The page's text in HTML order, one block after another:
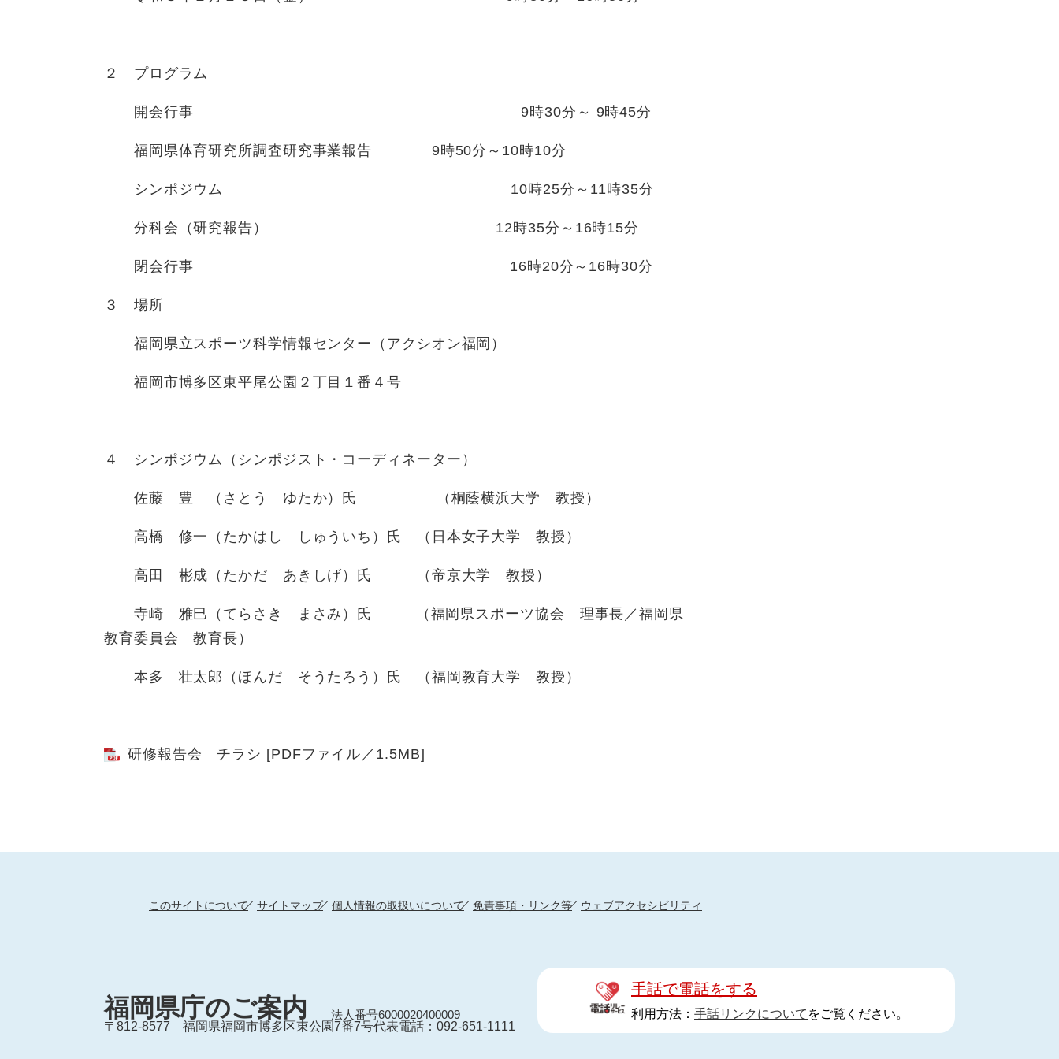
２ プログラム
開会行事 9時30分～ 9時45分
福岡県体育研究所調査研究事業報告 9時50分～10時10分
シンポジウム 10時25分～11時35分
分科会（研究報告） 12時35分～16時15分
閉会行事 16時20分～16時30分
３ 場所
福岡県立スポーツ科学情報センター（アクシオン福岡）
福岡市博多区東平尾公園２丁目１番４号
４ シンポジウム（シンポジスト・コーディネーター）
佐藤 豊 （さとう ゆたか）氏 （桐蔭横浜大学 教授）
高橋 修一（たかはし しゅういち）氏 （日本女子大学 教授）
高田 彬成（たかだ あきしげ）氏 （帝京大学 教授）
寺崎 雅巳（てらさき まさみ）氏 （福岡県スポーツ協会 理事長／福岡県
教育委員会 教育長）
本多 壮太郎（ほんだ そうたろう）氏 （福岡教育大学 教授）
研修報告会 チラシ [PDFファイル／1.5MB]
このサイトについて サイトマップ 個人情報の取扱いについて 免責事項・リンク等 ウェブアクセシビリティ
福岡県庁のご案内
法人番号6000020400009
〒812-8577
福岡県福岡市博多区東公園7番7号代表電話：092-651-1111
手話で電話をする
利用方法： 手話リンクについて をご覧ください。